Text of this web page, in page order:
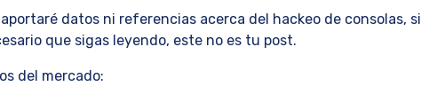
datos ni referencias acerca del hackeo de consolas, si
que sigas leyendo, este no es tu post.
del mercado: